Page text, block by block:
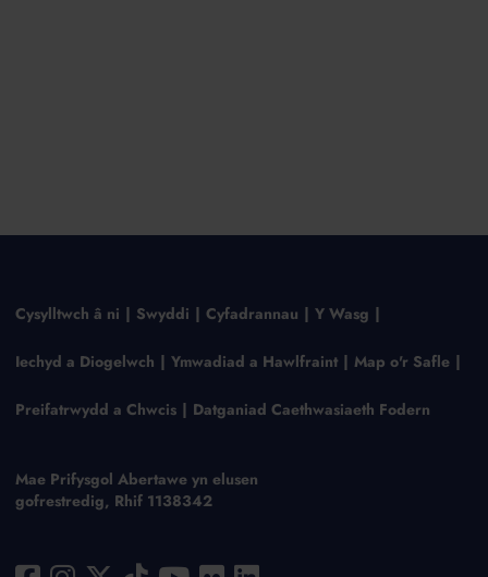
Cysylltwch â ni Swyddi Cyfadrannau Y Wasg
Iechyd a Diogelwch Ymwadiad a Hawlfraint Map o'r Safle
Preifatrwydd a Chwcis Datganiad Caethwasiaeth Fodern
Mae Prifysgol Abertawe yn elusen
gofrestredig, Rhif 1138342